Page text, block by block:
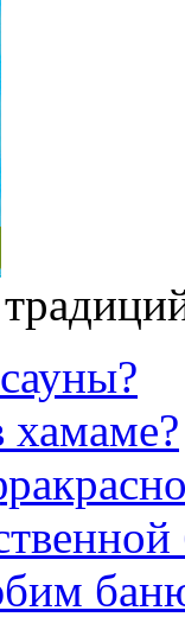
хамаме?